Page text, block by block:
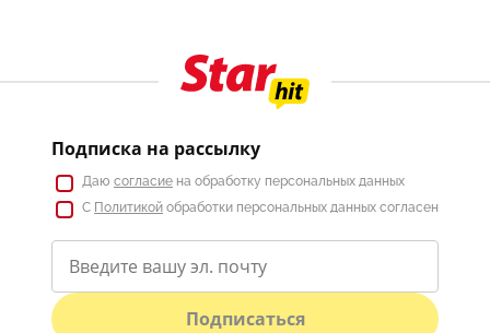
Подписка на рассылку
Даю согласие на обработку персональных данных
С Политикой обработки персональных данных согласен
Подписаться